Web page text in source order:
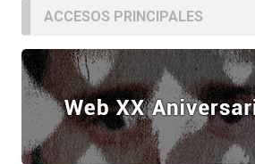
ACCESOS PRINCIPALES